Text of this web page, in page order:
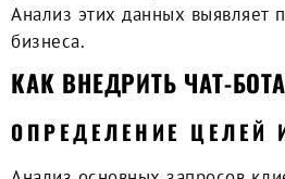
Анализ этих данных выявляет
бизнеса.
КАК ВНЕДРИТЬ ЧАТ-
ОПРЕДЕЛЕНИЕ ЦЕЛЕЙ